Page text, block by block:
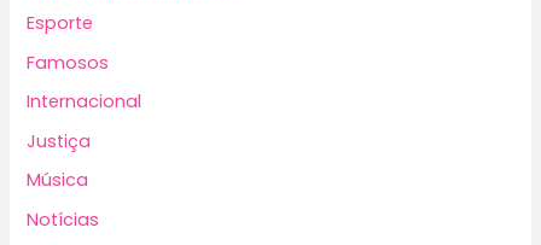
Esporte
Famosos
Internacional
Justiça
Música
Notícias